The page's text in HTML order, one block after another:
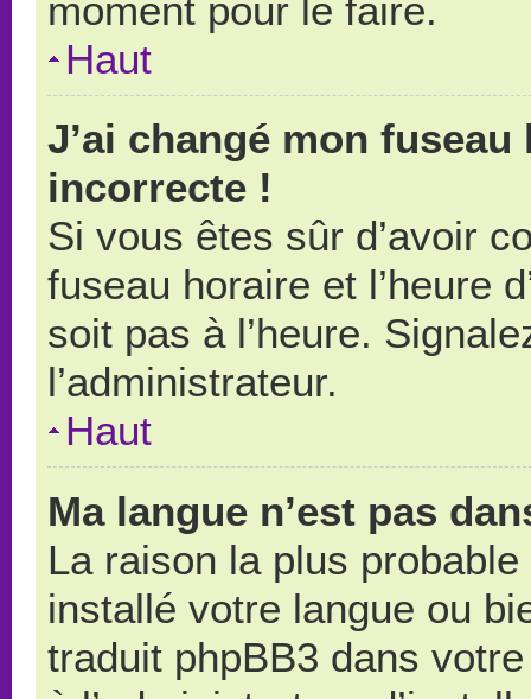
moment pour le faire.
Haut
J’ai changé mon
incorrecte !
Si vous êtes sûr d’avoir
fuseau horaire et l’heure
soit pas à l’heure.
l’administrateur.
Haut
Ma langue n’est pas
La raison la plus probable
installé votre langue ou
traduit phpBB3 dans